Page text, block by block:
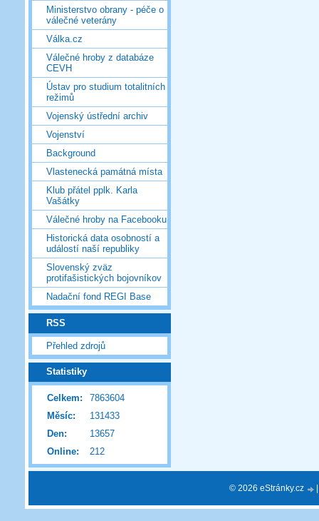
Ministerstvo obrany - péče o
válečné veterány
Válka.cz
Válečné hroby z databáze
CEVH
Ústav pro studium totalitních
režimů
Vojenský ústřední archiv
Vojenství
Background
Vlastenecká památná místa
Klub přátel pplk. Karla
Vašátky
Válečné hroby na Facebooku
Historická data osobností a
událostí naší republiky
Slovenský zväz
protifašistických bojovníkov
Nadační fond REGI Base
RSS
Přehled zdrojů
Statistiky
Online: 212
Celkem:
7863604
Měsíc:
131433
Den:
13657
© 2026 eStránky.cz